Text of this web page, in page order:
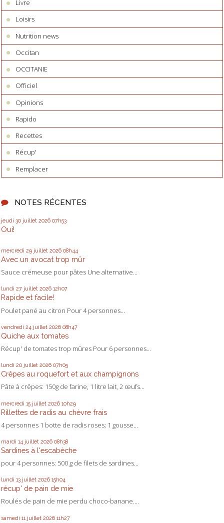
Livre
Loisirs
Nutrition news
Occitan
OCCITANIE
Officiel
Opinions
Rapido
Recettes
Récup'
Remplacer
NOTES RÉCENTES
jeudi 30 juillet 2026 07h53
Oui!
mercredi 29 juillet 2026 08h44
Avec un avocat trop mûr
Sauce crémeuse pour pâtes Une alternative...
lundi 27 juillet 2026 12h07
Rapide et facile!
Poulet pané au citron Pour 4 personnes...
vendredi 24 juillet 2026 08h47
Quiche aux tomates
Récup' de tomates trop mûres Pour 6 personnes...
lundi 20 juillet 2026 07h05
Crêpes au roquefort et aux champignons
Pâte à crêpes: 150g de farine, 1 litre lait, 2 œufs...
mercredi 15 juillet 2026 10h29
Rillettes de radis au chèvre frais
4 personnes 1 botte de radis roses; 1 gousse...
mardi 14 juillet 2026 08h38
Sardines à l'escabèche
pour 4 personnes: 500 g de filets de sardines...
lundi 13 juillet 2026 15h04
récup' de pain de mie
Roulés de pain de mie perdu choco-banane....
samedi 11 juillet 2026 11h27